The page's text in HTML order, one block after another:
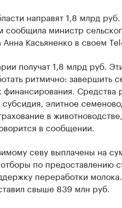
направят 1,8 млрд
министр
Касьяненко в своем
получат 1,8 млрд руб.
ритмично: завершить
финансирования. Средства
элитное
в
в сообщении.
севу выплачены на
по предоставлению
переработки
свыше 839 млн руб.